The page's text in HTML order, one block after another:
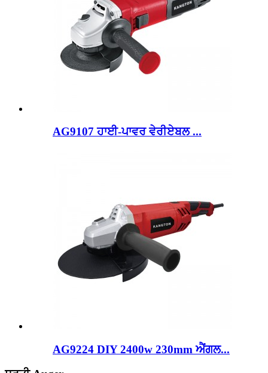
AG9107 ਹਾਈ-ਪਾਵਰ ਵੇਰੀਏਬਲ ...
AG9224 DIY 2400w 230mm ਐਂਗਲ...